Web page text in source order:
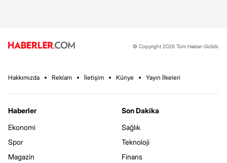
© Copyright 2026 Tüm Hakları Gizlidir.
Hakkımızda Reklam İletişim Künye Yayın İlkeleri
Haberler
Ekonomi
Spor
Magazin
Son Dakika
Sağlık
Teknoloji
Finans